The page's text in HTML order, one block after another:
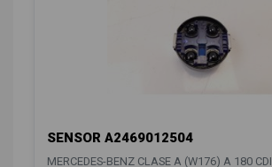
SENSOR A2469012504
MERCEDES-BENZ CLASE A (W176) A 180 CDI